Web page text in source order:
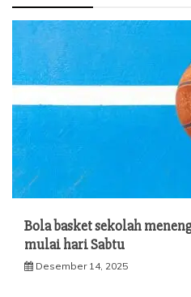
Bola basket sekolah
mulai hari Sabtu
Desember 14, 2025